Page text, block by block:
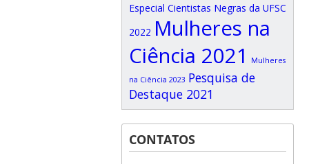
Especial Cientistas Negras da UFSC
2022 Mulheres na
Ciência 2021
Mulheres
na Ciência 2023 Pesquisa de
Destaque 2021
CONTATOS